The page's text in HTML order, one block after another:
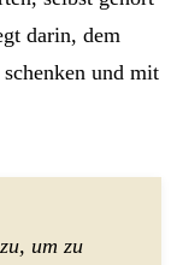
darin, dem
und mit
um zu